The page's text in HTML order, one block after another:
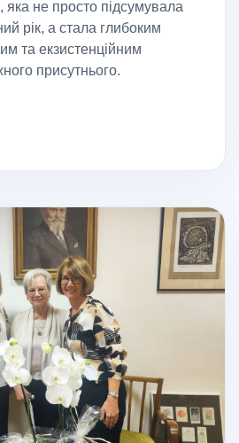
яка не просто підсумувала
рік, а стала глибоким
та екзистенційним
присутнього.